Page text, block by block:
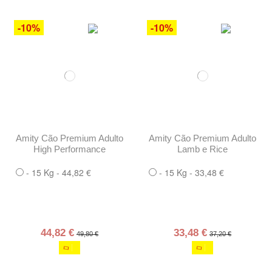
-10%
Amity Cão Premium Adulto
High Performance
- 15 Kg - 44,82 €
44,82 € 49,80 €
-10%
Amity Cão Premium Adulto
Lamb e Rice
- 15 Kg - 33,48 €
33,48 € 37,20 €